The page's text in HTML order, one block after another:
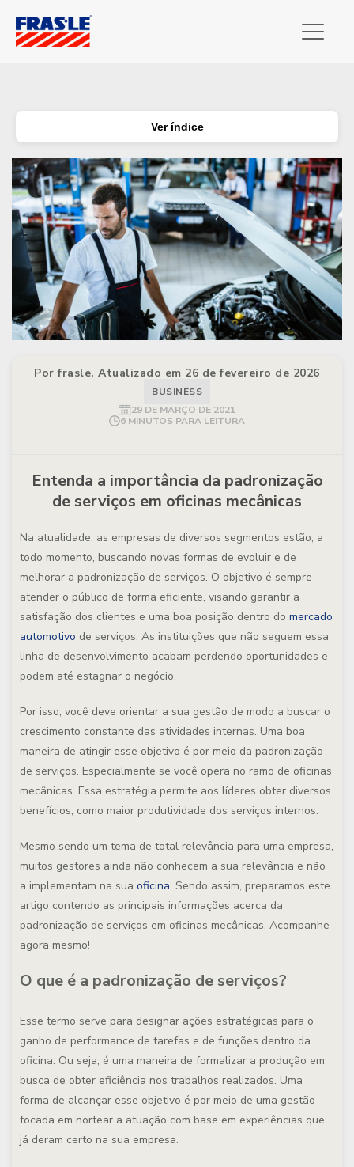
Ver índice
Por frasle, Atualizado em 26 de fevereiro de 2026
BUSINESS
29 DE MARÇO DE 2021
6 MINUTOS PARA LEITURA
Entenda a importância da padronização
de serviços em oficinas mecânicas
Na atualidade, as empresas de diversos segmentos estão, a
todo momento, buscando novas formas de evoluir e de
melhorar a padronização de serviços. O objetivo é sempre
atender o público de forma eficiente, visando garantir a
satisfação dos clientes e uma boa posição dentro do mercado
automotivo de serviços. As instituições que não seguem essa
linha de desenvolvimento acabam perdendo oportunidades e
podem até estagnar o negócio.
Por isso, você deve orientar a sua gestão de modo a buscar o
crescimento constante das atividades internas. Uma boa
maneira de atingir esse objetivo é por meio da padronização
de serviços. Especialmente se você opera no ramo de oficinas
mecânicas. Essa estratégia permite aos líderes obter diversos
benefícios, como maior produtividade dos serviços internos.
Mesmo sendo um tema de total relevância para uma empresa,
muitos gestores ainda não conhecem a sua relevância e não
a implementam na sua oficina. Sendo assim, preparamos este
artigo contendo as principais informações acerca da
padronização de serviços em oficinas mecânicas. Acompanhe
agora mesmo!
O que é a padronização de serviços?
Esse termo serve para designar ações estratégicas para o
ganho de performance de tarefas e de funções dentro da
oficina. Ou seja, é uma maneira de formalizar a produção em
busca de obter eficiência nos trabalhos realizados. Uma
forma de alcançar esse objetivo é por meio de uma gestão
focada em nortear a atuação com base em experiências que
já deram certo na sua empresa.